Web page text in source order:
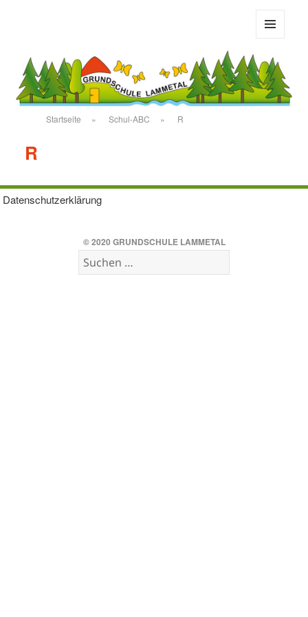
UND
WIDGETS
Startseite » Schul-ABC » R
R
Datenschutzerklärung
© 2020 GRUNDSCHULE LAMMETAL
Suchen
nach: